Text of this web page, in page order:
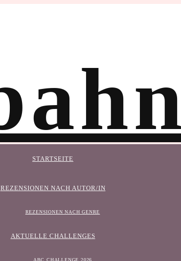
STARTSEITE
REZENSIONEN NACH AUTOR/IN
REZENSIONEN NACH GENRE
AKTUELLE CHALLENGES
ABC CHALLENGE 2026